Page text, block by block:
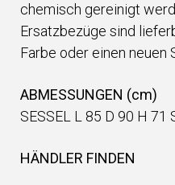
chemisch gereinigt
Ersatzbezüge sind
Farbe oder einen neuen
ABMESSUNGEN (cm)
SESSEL L 85 D 90 H 71
HÄNDLER FINDEN